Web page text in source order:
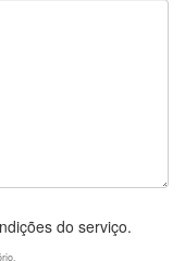
do serviço.